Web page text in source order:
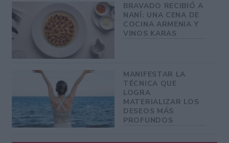
BRAVADO RECIBIÓ A
NANÍ: UNA CENA DE
COCINA ARMENIA Y
VINOS KARAS
MANIFESTAR LA
TÉCNICA QUE
LOGRA
MATERIALIZAR LOS
DESEOS MÁS
PROFUNDOS